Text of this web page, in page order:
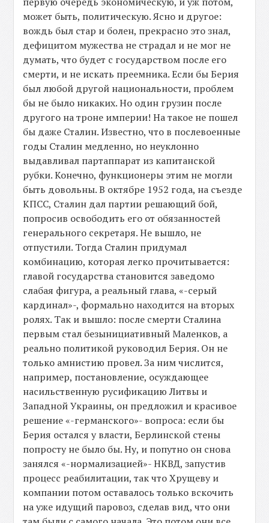
может быть, политическую. Ясно и другое:
вождь был стар и болен, прекрасно это знал,
дефицитом мужества не страдал и не мог не
думать, что будет с государством после его
смерти, и не искать преемника. Если бы Берия
был любой другой национальности, проблем
бы не было никаких. Но один грузин после
другого на троне империи! На такое не пошел
бы даже Сталин. Известно, что в послевоенные
годы Сталин медленно, но неуклонно
выдавливал партаппарат из капитанской
рубки. Конечно, функционеры этим не могли
быть довольны. В октябре 1952 года, на съезде
КПСС, Сталин дал партии решающий бой,
попросив освободить его от обязанностей
генерального секретаря. Не вышло, не
отпустили. Тогда Сталин придумал
комбинацию, которая легко прочитывается:
главой государства становится заведомо
слабая фигура, а реальный глава, «-серый
кардинал»-, формально находится на вторых
ролях. Так и вышло: после смерти Сталина
первым стал безынициативный Маленков, а
реально политикой руководил Берия. Он не
только амнистию провел. За ним числится,
например, постановление, осуждающее
насильственную русификацию Литвы и
Западной Украины, он предложил и красивое
решение «-германского»- вопроса: если бы
Берия остался у власти, Берлинской стены
попросту не было бы. Ну, и попутно он снова
занялся «-нормализацией»- НКВД, запустив
процесс реабилитации, так что Хрущеву и
компании потом оставалось только вскочить
на уже идущий паровоз, сделав вид, что они